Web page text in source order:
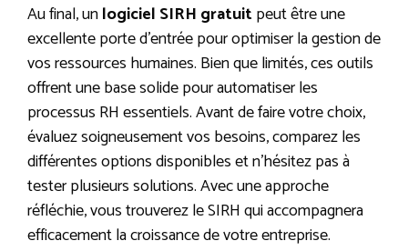
Au final, unlogiciel SIRH gratuitpeut être une
excellente porte d’entrée pour optimiser la gestion de
vos ressources humaines. Bien que limités, ces outils
offrent une base solide pour automatiser les
processus RH essentiels. Avant de faire votre choix,
évaluez soigneusement vos besoins, comparez les
différentes options disponibles et n’hésitez pas à
tester plusieurs solutions. Avec une approche
réfléchie, vous trouverez le SIRH qui accompagnera
efficacement la croissance de votre entreprise.